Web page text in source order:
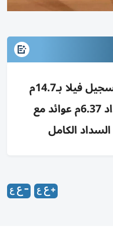
محكمة دبي تُلزم شركتين بتسجيل فيلا بـ14.7م
درهم باسم المشتري وسداد 6.37م عوائد مع